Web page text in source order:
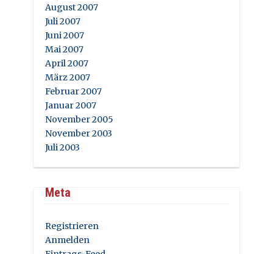
August 2007
Juli 2007
Juni 2007
Mai 2007
April 2007
März 2007
Februar 2007
Januar 2007
November 2005
November 2003
Juli 2003
Meta
Registrieren
Anmelden